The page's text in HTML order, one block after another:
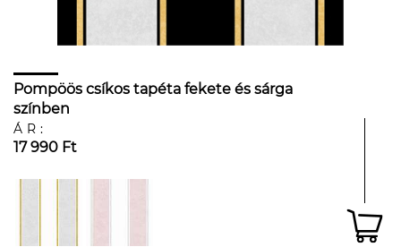
Pompöös csíkos tapéta fekete és sárga
színben
ÁR:
17 990 Ft